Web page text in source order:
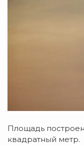
Площадь
квадратный метр.